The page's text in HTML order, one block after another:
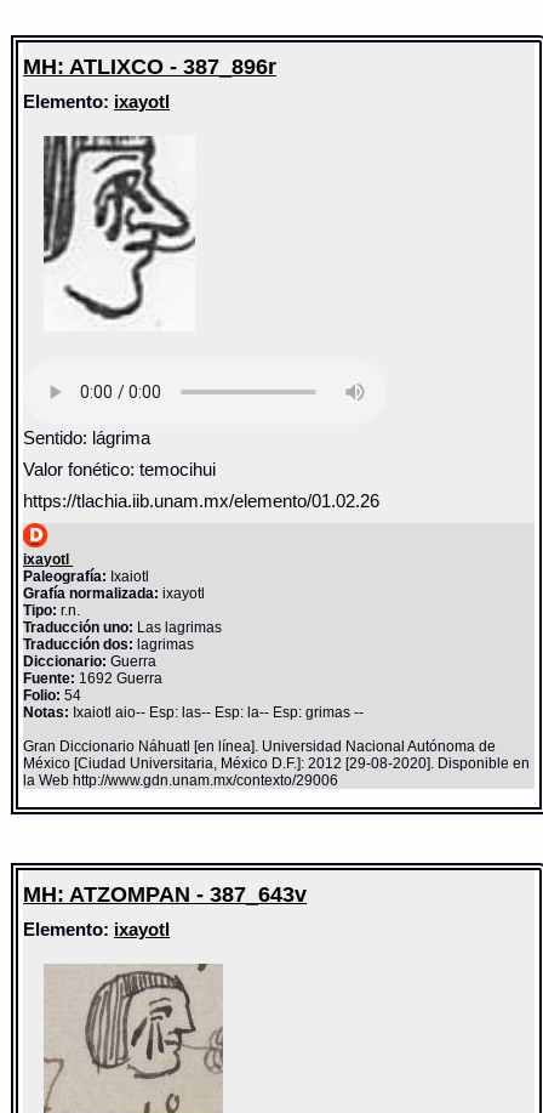
MH: ATLIXCO - 387_896r
Elemento: ixayotl
Sentido: lágrima
Valor fonético: temocihui
https://tlachia.iib.unam.mx/elemento/01.02.26
ixayotl
Paleografía: Ixaiotl
Grafía normalizada: ixayotl
Tipo: r.n.
Traducción uno: Las lagrimas
Traducción dos: lagrimas
Diccionario:Guerra
Fuente: 1692 Guerra
Folio: 54
Notas: Ixaiotl aio-- Esp: las-- Esp: la-- Esp: grimas --
Gran Diccionario Náhuatl [en línea]. Universidad Nacional Autónoma de
México [Ciudad Universitaria, México D.F.]: 2012 [29-08-2020]. Disponible en
la Web http://www.gdn.unam.mx/contexto/29006
MH: ATZOMPAN - 387_643v
Elemento: ixayotl